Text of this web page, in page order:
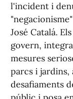
l'incident i
José Catalá.
govern,
mesures
parcs i
desafiaments